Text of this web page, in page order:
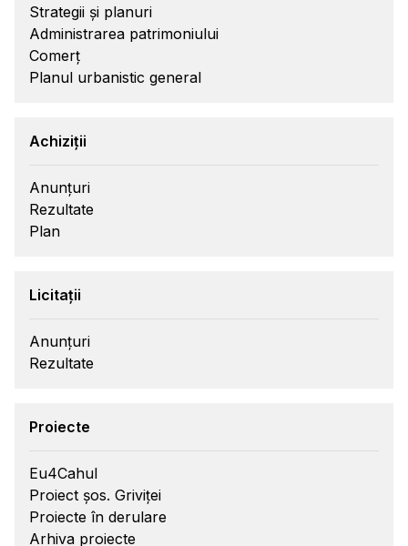
Strategii și planuri
Administrarea patrimoniului
Comerț
Planul urbanistic general
Achiziții
Anunțuri
Rezultate
Plan
Licitații
Anunțuri
Rezultate
Proiecte
Eu4Cahul
Proiect șos. Griviței
Proiecte în derulare
Arhiva proiecte